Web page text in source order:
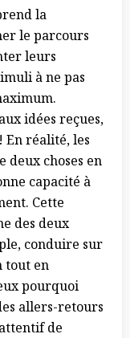
la
le parcours
leurs
à ne pas
idées reçues,
En réalité, les
deux choses en
capacité à
Cette
des deux
conduire sur
tout en
pourquoi
allers-retours
de